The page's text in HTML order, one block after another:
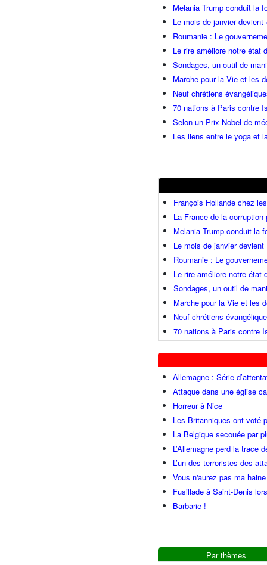
Melania Trump conduit la
Le mois de janvier
Roumanie : Le
Le rire améliore notre état
Sondages, un outil de
Marche pour la Vie et les
Neuf chrétiens
70 nations à Paris contre
Selon un Prix Nobel de
Les liens entre le yoga et
François Hollande chez
La France de la
Melania Trump conduit la
Le mois de janvier
Roumanie : Le
Le rire améliore notre état
Sondages, un outil de
Marche pour la Vie et les
Neuf chrétiens
70 nations à Paris contre
Allemagne : Série
Attaque dans une église
Horreur à Nice
Les Britanniques ont voté
La Belgique secouée par
L’Allemagne perd la trace
L’un des terroristes des
Vous n'aurez pas ma haine
Fusillade à Saint-Denis
Barbarie !
Par thèmes